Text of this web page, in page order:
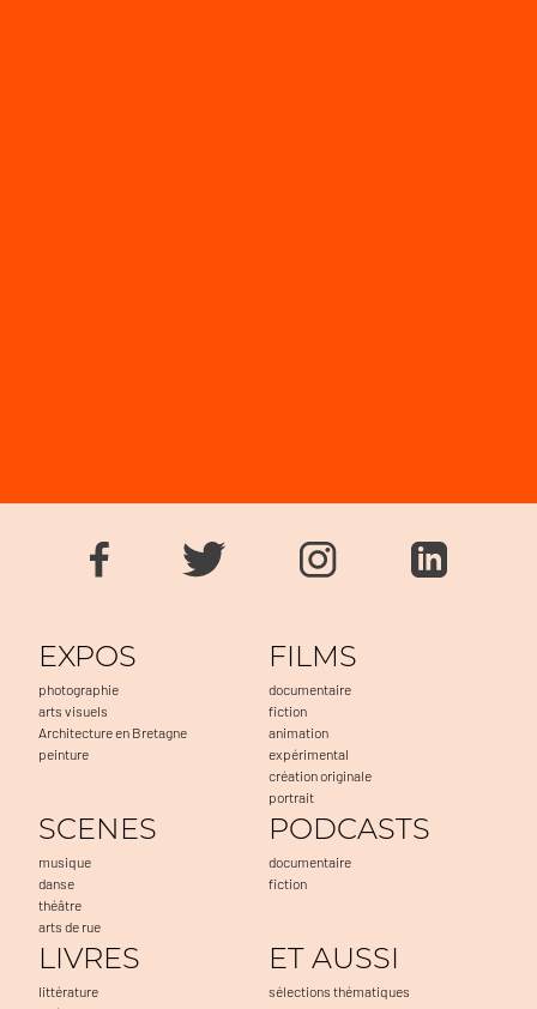
EXPOS
photographie
arts visuels
Architecture en Bretagne
peinture
FILMS
documentaire
fiction
animation
expérimental
création originale
portrait
SCENES
musique
danse
théâtre
arts de rue
PODCASTS
documentaire
fiction
LIVRES
littérature
ET AUSSI
sélections thématiques